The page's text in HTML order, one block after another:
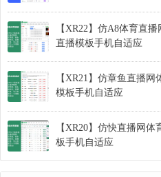
【XR22】仿A8体育直
直播模板手机自适应
【XR21】仿章鱼直播
模板手机自适应
【XR20】仿快直播网
板手机自适应